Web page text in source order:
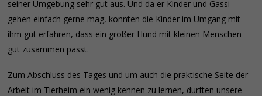
seiner Umgebung sehr gut aus. Und da er Kinder und Gassi
gehen einfach gerne mag, konnten die Kinder im Umgang mit
ihm gut erfahren, dass ein großer Hund mit kleinen Menschen
gut zusammen passt.
Zum Abschluss des Tages und um auch die praktische Seite der
Arbeit im Tierheim ein wenig kennen zu lernen, durften unsere